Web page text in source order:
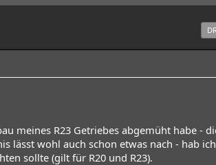
meines R23 Getriebes abgemüht habe -
lässt wohl auch schon etwas nach - hab ich
sollte (gilt für R20 und R23).